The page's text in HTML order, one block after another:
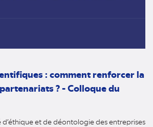
: comment renforcer la
? - Colloque du
et de déontologie des entreprises